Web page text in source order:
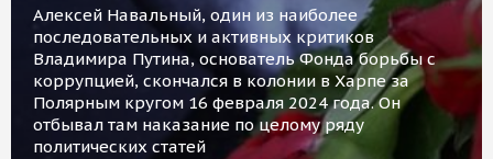
Алексей Навальный, один из наиболее
последовательных и активных критиков
Владимира Путина, основатель Фонда борьбы с
коррупцией, скончался в колонии в Харпе за
Полярным кругом 16 февраля 2024 года. Он
отбывал там наказание по целому ряду
политических статей